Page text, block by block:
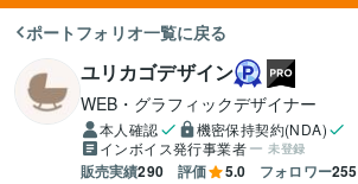
ポートフォリオ一覧に戻る
ユリカゴデザイン
WEB・グラフィックデザイナー
本人確認
機密保持契約(NDA)
インボイス発行事業者
未登録
販売実績290 評価 5.0 フォロワー255